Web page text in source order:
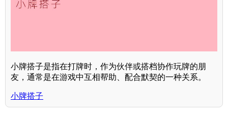
小牌搭子是指在打牌时，作为伙伴或搭档协作玩牌的朋
友，通常是在游戏中互相帮助、配合默契的一种关系。
小牌搭子